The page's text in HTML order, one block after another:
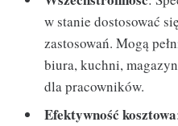
w stanie dostosować
zastosowań. Mogą
biura, kuchni,
dla pracowników.
Efektywność kosztowa